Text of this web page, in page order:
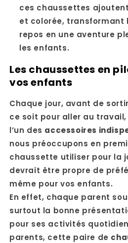
ces chaussettes
et colorée, transformant
repos en une aventure
les enfants.
Les chaussettes en
vos enfants
Chaque jour, avant de
ce soit pour aller au travail,
l’un des accessoires
nous préoccupons en
chaussette utiliser pour la
devrait être propre de
même pour vos enfants.
En effet, chaque parent
surtout la bonne
pour ses activités
parents, cette paire de